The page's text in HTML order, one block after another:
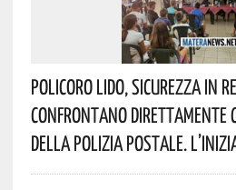
Policoro Lido, Sicurezza In
Confrontano Direttamente
Della Polizia Postale.